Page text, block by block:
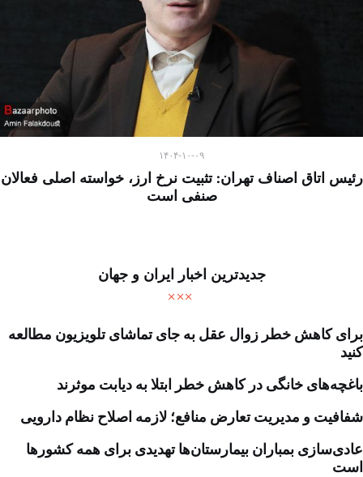
۱۴۰۴-۱۰-۰۹
رئیس اتاق اصناف تهران: تثبیت نرخ ارز، خواسته اصلی فعالان
صنفی است
جدیدترین اخبار ایران و جهان
برای کاهش خطر زوال عقل به جای تماشای تلویزیون مطالعه
کنید
باغچه‌های خانگی در کاهش خطر ابتلا به دیابت موثرند
شفافیت و مدیریت تعارض منافع؛ لازمه اصلاح نظام دارویی
عادی‌سازی بمباران بیمارستان‌ها تهدیدی برای همه کشورها
است